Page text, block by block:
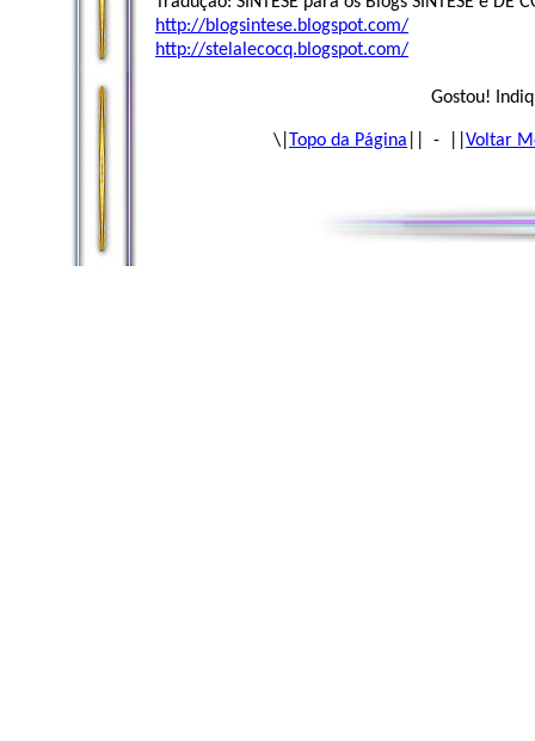
http://blogsintese.blogspot.com/
http://stelalecocq.blogspot.com/
Gostou!
\| Topo da Página || - || Voltar